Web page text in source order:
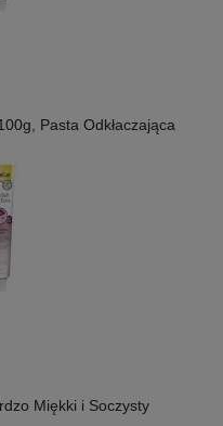
Pasta Odkłaczająca
Miękki i Soczysty